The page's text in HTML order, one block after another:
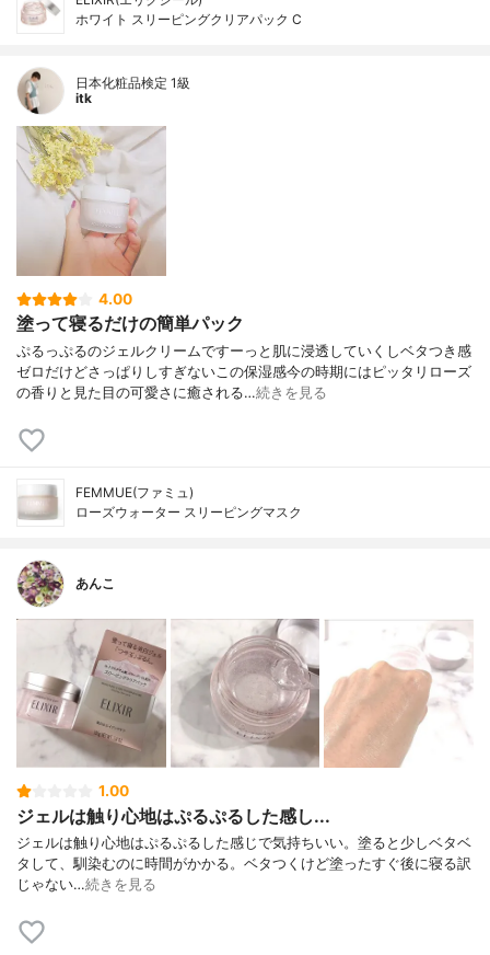
ホワイト スリーピングクリアパック C
日本化粧品検定 1級
itk
4.00
塗って寝るだけの簡単パック
ぷるっぷるのジェルクリームですーっと肌に浸透していくしベタつき感
ゼロだけどさっぱりしすぎないこの保湿感今の時期にはピッタリローズ
の香りと見た目の可愛さに癒される…続きを見る
FEMMUE(ファミュ)
ローズウォーター スリーピングマスク
あんこ
1.00
ジェルは触り心地はぷるぷるした感し...
ジェルは触り心地はぷるぷるした感じで気持ちいい。塗ると少しベタベ
タして、馴染むのに時間がかかる。ベタつくけど塗ったすぐ後に寝る訳
じゃない…続きを見る